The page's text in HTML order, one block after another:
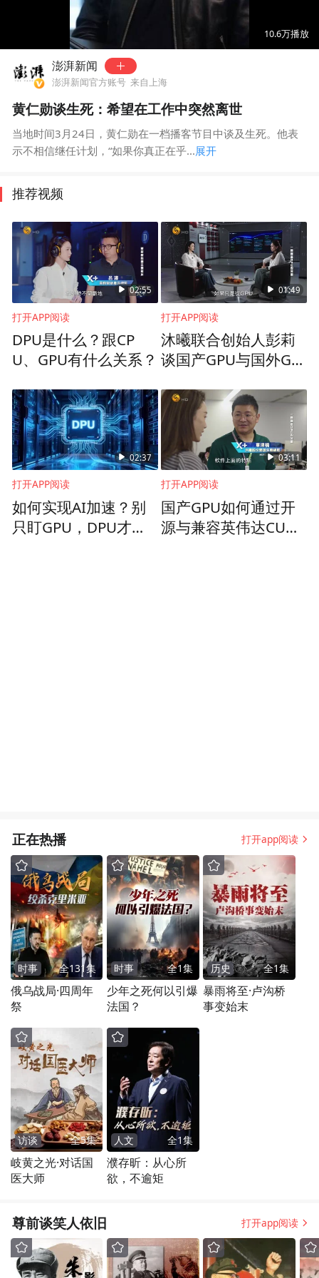
02:21
10.6万播放
澎湃新闻
澎湃新闻官方账号 来自上海
黄仁勋谈生死：希望在工作中突然离世
当地时间3月24日，黄仁勋在一档播客节目中谈及生死。他表
示不相信继任计划，“如果你真正在乎...展开
推荐视频
02:55
打开APP阅读
DPU是什么？跟CP
U、GPU有什么关系？
01:49
打开APP阅读
沐曦联合创始人彭莉
谈国产GPU与国外GP
02:37
打开APP阅读
如何实现AI加速？别
只盯GPU，DPU才是
03:11
打开APP阅读
国产GPU如何通过开
源与兼容英伟达CUD
正在热播 打开app阅读
时事 全131集
俄乌战局·四周年
祭
时事 全1集
少年之死何以引爆
法国？
历史 全1集
暴雨将至·卢沟桥
事变始末
访谈 全5集
岐黄之光·对话国
医大师
人文 全1集
濮存昕：从心所
欲，不逾矩
尊前谈笑人依旧 打开app阅读